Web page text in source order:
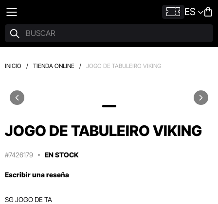
ES
INICIO / TIENDA ONLINE / JOGO DE TABULEIRO VIKING
JOGO DE TABULEIRO VIKING
#7426179 EN STOCK
Escribir una reseña
SG JOGO DE TA